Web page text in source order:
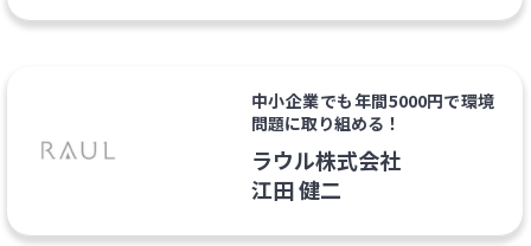
中小企業でも年間5000円で環境
問題に取り組める！
ラウル株式会社
江田 健二